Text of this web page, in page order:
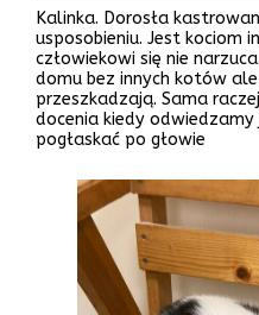
Kalinka. Dorosła
usposobieniu. Jest kociom
człowiekowi się nie
domu bez innych kotów
przeszkadzają. Sama
docenia kiedy
pogłaskać po głowie